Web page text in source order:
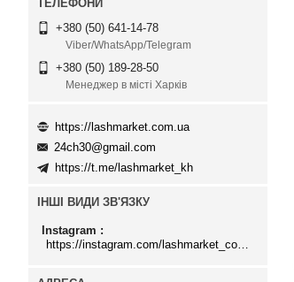
+380 (50) 641-14-78
Viber/WhatsApp/Telegram
+380 (50) 189-28-50
Менеджер в місті Харків
https://lashmarket.com.ua
24ch30@gmail.com
https://t.me/lashmarket_kh
ІНШІ ВИДИ ЗВ'ЯЗКУ
Instagram